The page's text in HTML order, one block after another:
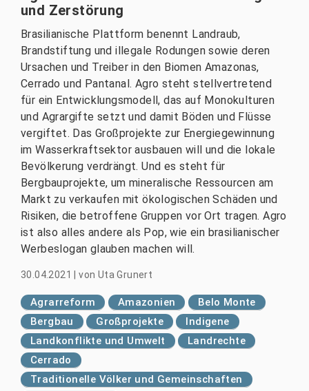
und Zerstörung
Brasilianische Plattform benennt Landraub,
Brandstiftung und illegale Rodungen sowie deren
Ursachen und Treiber in den Biomen Amazonas,
Cerrado und Pantanal. Agro steht stellvertretend
für ein Entwicklungsmodell, das auf Monokulturen
und Agrargifte setzt und damit Böden und Flüsse
vergiftet. Das Großprojekte zur Energiegewinnung
im Wasserkraftsektor ausbauen will und die lokale
Bevölkerung verdrängt. Und es steht für
Bergbauprojekte, um mineralische Ressourcen am
Markt zu verkaufen mit ökologischen Schäden und
Risiken, die betroffene Gruppen vor Ort tragen. Agro
ist also alles andere als Pop, wie ein brasilianischer
Werbeslogan glauben machen will.
30.04.2021 |von Uta Grunert
Agrarreform Amazonien
Belo Monte
Bergbau
Großprojekte
Indigene
Landkonflikte und Umwelt
Landrechte
Cerrado
Traditionelle Völker und Gemeinschaften